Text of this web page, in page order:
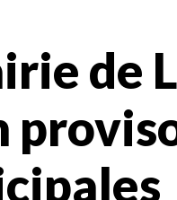
de